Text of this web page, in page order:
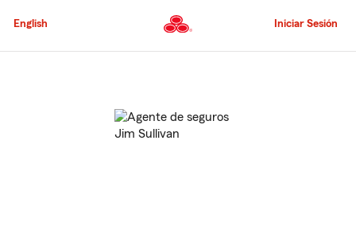
al
principal
English Iniciar Sesión